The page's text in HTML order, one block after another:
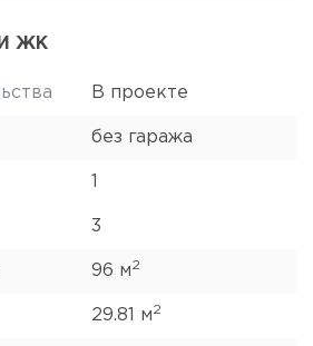
ЖК
В проекте
без гаража
3
96 м2
29.81 м2